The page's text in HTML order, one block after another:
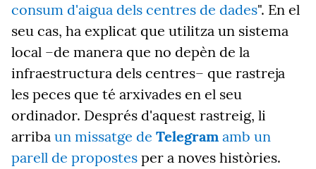
consum d'aigua dels centres de dades". En el
seu cas, ha explicat que utilitza un sistema
local –de manera que no depèn de la
infraestructura dels centres– que rastreja
les peces que té arxivades en el seu
ordinador. Després d'aquest rastreig, li
arriba un missatge de Telegram amb un
parell de propostes per a noves històries.